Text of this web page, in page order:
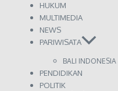
HUKUM
MULTIMEDIA
NEWS
PARIWISATA
BALI INDONESIA
PENDIDIKAN
POLITIK